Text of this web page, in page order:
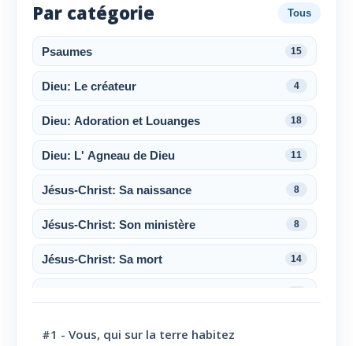
Par catégorie Tous
Psaumes 15
Dieu: Le créateur 4
Dieu: Adoration et Louanges 18
Dieu: L' Agneau de Dieu 11
Jésus-Christ: Sa naissance 8
Jésus-Christ: Son ministère 8
Jésus-Christ: Sa mort 14
Jésus-Christ: Son sacerdoce
#1 - Vous, qui sur la terre habitez